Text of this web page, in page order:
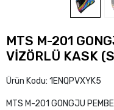
MTS M-201
VİZÖRLÜ KASK
Ürün Kodu: 1ENQPVXYK5
MTS M-201 GONGJU